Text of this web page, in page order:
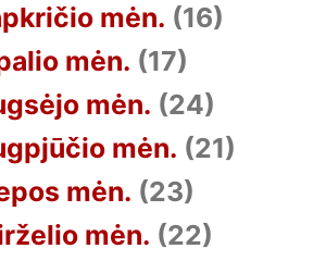
mėn. (16)
mėn. (17)
mėn. (24)
mėn. (21)
mėn. (23)
mėn. (22)